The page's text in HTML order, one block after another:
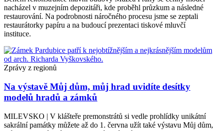
nacházel v muzejním depozitáři, kde proběhl průzkum a následné
restaurování. Na podrobnosti náročného procesu jsme se zeptali
restaurátorky papíru a na budoucí prezentaci tiskové mluvčí
instituce.
Zprávy z regionů
Na výstavě Můj dům, můj hrad uvidíte desítky
modelů hradů a zámků
MILEVSKO | V klášteře premonstrátů si vedle prohlídky unikátní
sakrální památky můžete až do 1. června užít také výstavu Můj dům,